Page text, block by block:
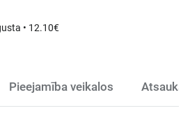
Pieejamība veikalos
• 12.10€